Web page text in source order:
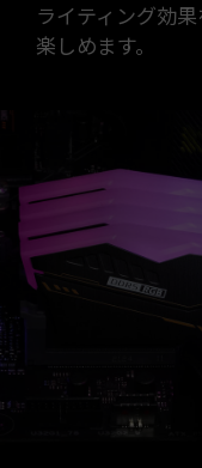
ライティング効
楽しめます。